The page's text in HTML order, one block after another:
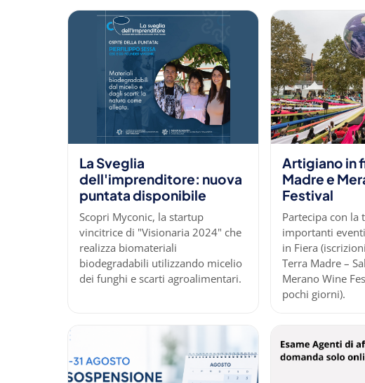
La Sveglia
dell'imprenditore: nuova
puntata disponibile
Scopri Myconic, la startup
vincitrice di "Visionaria 2024" che
realizza biomateriali
biodegradabili utilizzando micelio
dei funghi e scarti agroalimentari.
Artigiano in
Madre e
Festival
Partecipa con la
importanti
in Fiera
Terra Madre –
Merano Wine
pochi giorni).